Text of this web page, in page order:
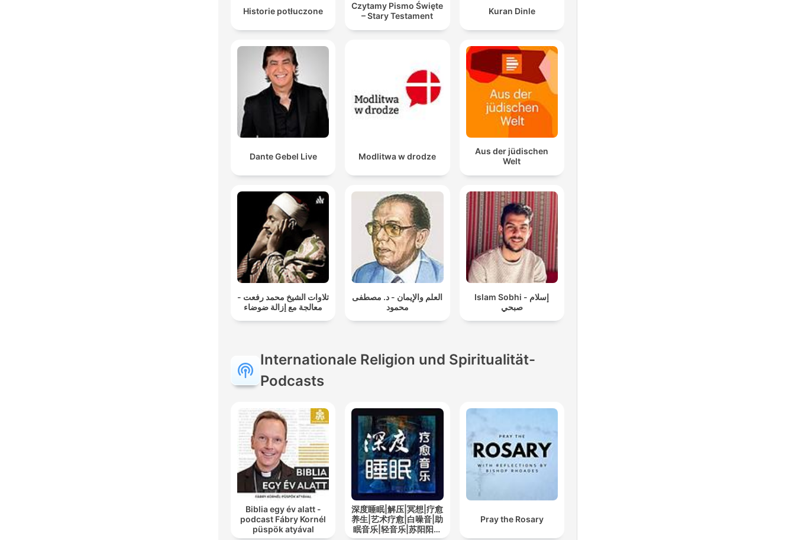
Historie potłuczone
Czytamy Pismo Święte
– Stary Testament
Kuran Dinle
Dante Gebel Live Modlitwa w drodze
Aus der jüdischen
Welt
تلاوات الشيخ محمد رفعت -
معالجة مع إزالة ضوضاء
العلم والإيمان - د. مصطفى
محمود
Islam Sobhi - إسلام
صبحي
Internationale Religion und Spiritualität-
Podcasts
Biblia egy év alatt -
podcast Fábry Kornél
püspök atyával
深度睡眠|解压|冥想|疗愈
养生|艺术疗愈|白噪音|助
眠音乐|轻音乐|苏阳阳频
Pray the Rosary